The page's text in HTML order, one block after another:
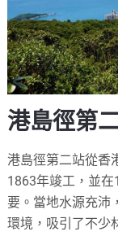
港島徑第
港島徑第二站從香
1863年竣工，並
要。當地水源充沛
環境，吸引了不少